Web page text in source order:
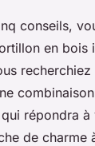
conseils,
en bois
recherchiez
répondra à
de charme